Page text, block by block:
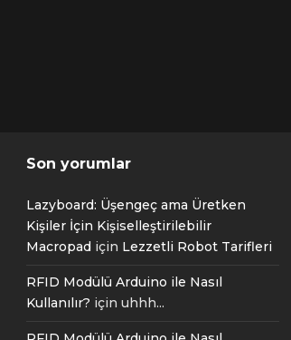
Son yorumlar
Lazyboard: Üşengeç ama Üretken
Kişiler İçin Kişiselleştirilebilir
Macropadiçin Lezzetli Robot Tarifleri
RFID Modülü Arduino ile Nasıl
Kullanılır? için uhhh...